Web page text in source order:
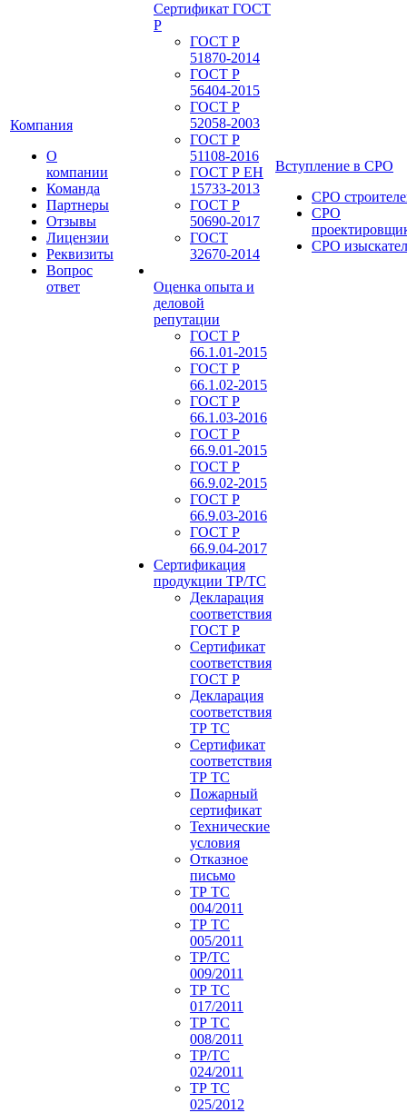
Компания
О
компании
Команда
Партнеры
Отзывы
Лицензии
Реквизиты
Вопрос
ответ
Сертификат ГОСТ
Р
ГОСТ Р
51870-2014
ГОСТ Р
56404-2015
ГОСТ Р
52058-2003
ГОСТ Р
51108-2016
ГОСТ Р ЕН
15733-2013
ГОСТ Р
50690-2017
ГОСТ
32670-2014
Оценка опыта и
деловой
репутации
ГОСТ Р
66.1.01-2015
ГОСТ Р
66.1.02-2015
ГОСТ Р
66.1.03-2016
ГОСТ Р
66.9.01-2015
ГОСТ Р
66.9.02-2015
ГОСТ Р
66.9.03-2016
ГОСТ Р
66.9.04-2017
Сертификация
продукции ТР/ТС
Декларация
соответствия
ГОСТ Р
Сертификат
соответствия
ГОСТ Р
Декларация
соответствия
ТР ТС
Сертификат
соответствия
ТР ТС
Пожарный
сертификат
Технические
условия
Отказное
письмо
ТР ТС
004/2011
ТР ТС
005/2011
ТР/ТС
009/2011
ТР ТС
017/2011
ТР ТС
008/2011
ТР/ТС
024/2011
ТР ТС
025/2012
Вступление в СРО
СРО
СРО
СРО